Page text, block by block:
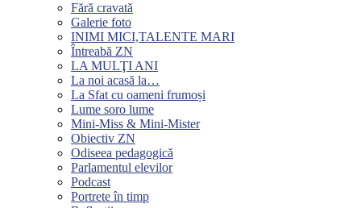
Fără cravată
Galerie foto
INIMI MICI,TALENTE MARI
Întreabă ZN
LA MULŢI ANI
La noi acasă la…
La Sfat cu oameni frumoși
Lume soro lume
Mini-Miss & Mini-Mister
Obiectiv ZN
Odiseea pedagogică
Parlamentul elevilor
Podcast
Portrete în timp